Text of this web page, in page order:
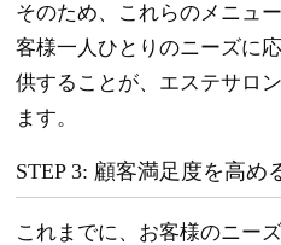
そのため、これらのメニュ
客様一人ひとりのニーズに
供することが、エステサロ
ます。
STEP 3: 顧客満足度を高め
これまでに、お客様のニー